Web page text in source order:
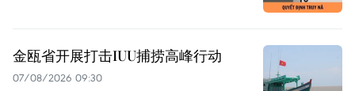
金瓯省开展打击IUU捕捞高峰行动
07/08/2026 09:30